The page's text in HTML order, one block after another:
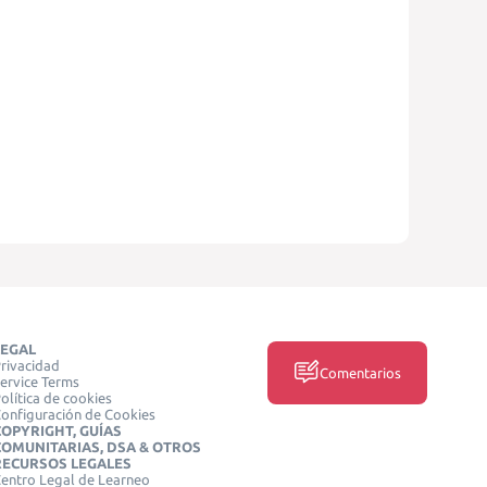
Terms
de cookies
de Cookies
GUÍAS
DSA & OTROS
LEGALES
Legal de Learneo
Comentarios